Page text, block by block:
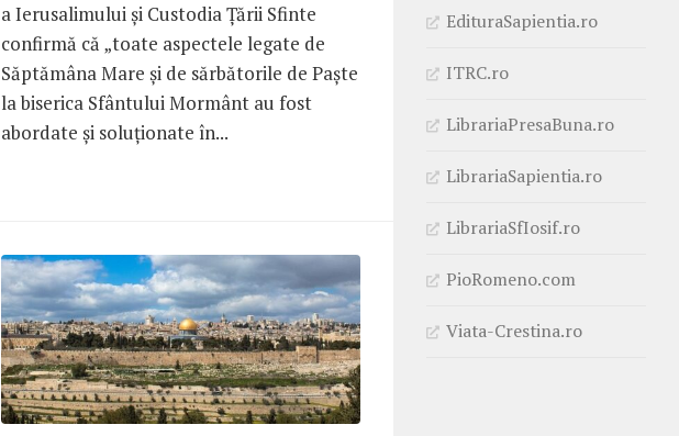
a Ierusalimului și Custodia Țării Sfinte
confirmă că „toate aspectele legate de
Săptămâna Mare și de sărbătorile de Paște
la biserica Sfântului Mormânt au fost
abordate și soluționate în...
EdituraSapientia.ro
ITRC.ro
LibrariaPresaBuna.ro
LibrariaSapientia.ro
LibrariaSfIosif.ro
PioRomeno.com
Viata-Crestina.ro